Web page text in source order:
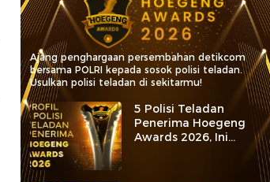
Ajang penghargaan persembahan detikcom
bersama POLRI kepada sosok polisi teladan.
Usulkan polisi teladan di sekitarmu!
5 Polisi Teladan
Penerima Hoegeng
Awards 2026, Ini
Kategori dan Kiprahnya